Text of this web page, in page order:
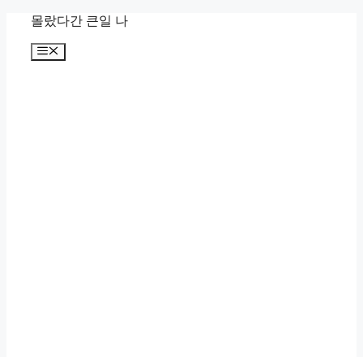
몰랐다간 큰일 나
메